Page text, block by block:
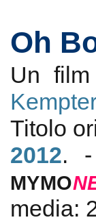
Oh
Un
Kempter
Titolo
2012. -
MYMO
media: